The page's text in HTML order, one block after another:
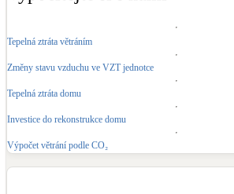
Hlavní zdroje vytápění
Bateriové úložiště
Novostavby
Tepelná ztráta větráním
Změny stavu vzduchu ve VZT jednotce
Tepelná ztráta domu
Investice do rekonstrukce domu
Výpočet větrání podle CO₂